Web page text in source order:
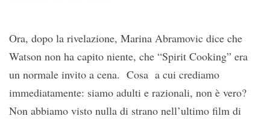
Ora, dopo la rivelazione, Marina Abramovic dice che
Watson non ha capito niente, che “Spirit Cooking” era
un normale invito a cena. Cosa a cui crediamo
immediatamente: siamo adulti e razionali, non è vero?
Non abbiamo visto nulla di strano nell’ultimo film di